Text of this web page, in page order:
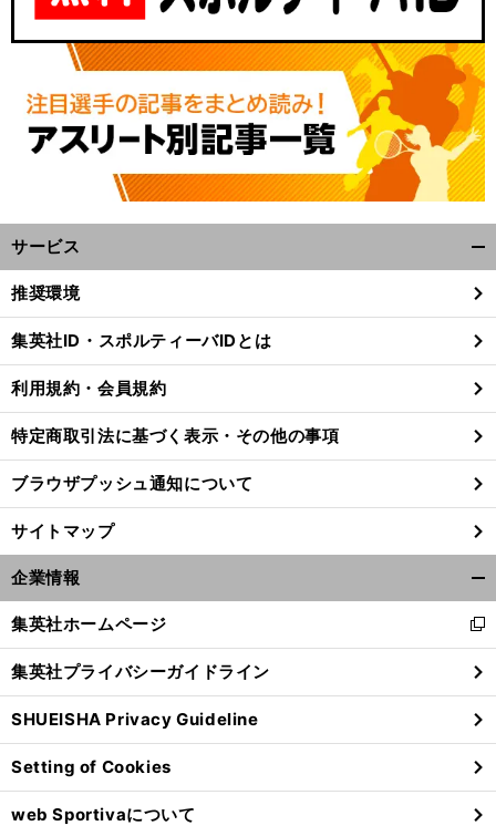
サービス
閉
る
推奨環境
集英社ID・スポルティーバIDとは
利用規約・会員規約
特定商取引法に基づく表示・その他の事項
ブラウザプッシュ通知について
サイトマップ
企業情報
閉
る
集英社ホームページ
新
し
い
ウ
ィ
ン
ド
ウ
で
集英社プライバシーガイドライン
SHUEISHA Privacy Guideline
Setting of Cookies
web Sportivaについて